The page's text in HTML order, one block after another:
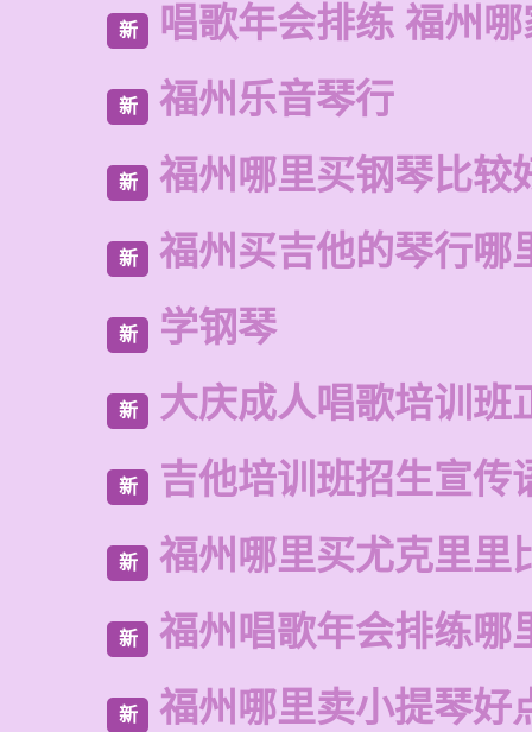
新 唱歌年会排练 福州
新 福州乐音琴行
新 福州哪里买钢琴比较
新 福州买吉他的琴行哪
新 学钢琴
新 大庆成人唱歌培训班
新 吉他培训班招生宣传
新 福州哪里买尤克里里
新 福州唱歌年会排练哪
新 福州哪里卖小提琴好